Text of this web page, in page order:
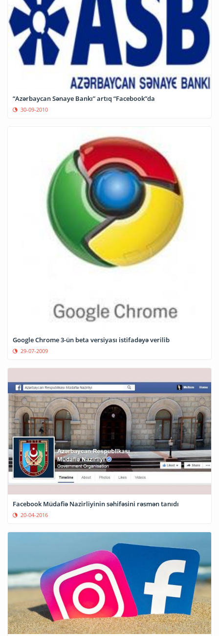
“Azərbaycan Sənaye Bankı” artıq “Facebook”da
30-09-2010
Google Chrome 3-ün beta versiyası istifadəyə verilib
29-07-2009
Facebook Müdafiə Nazirliyinin səhifəsini rəsmən tanıdı
20-04-2016